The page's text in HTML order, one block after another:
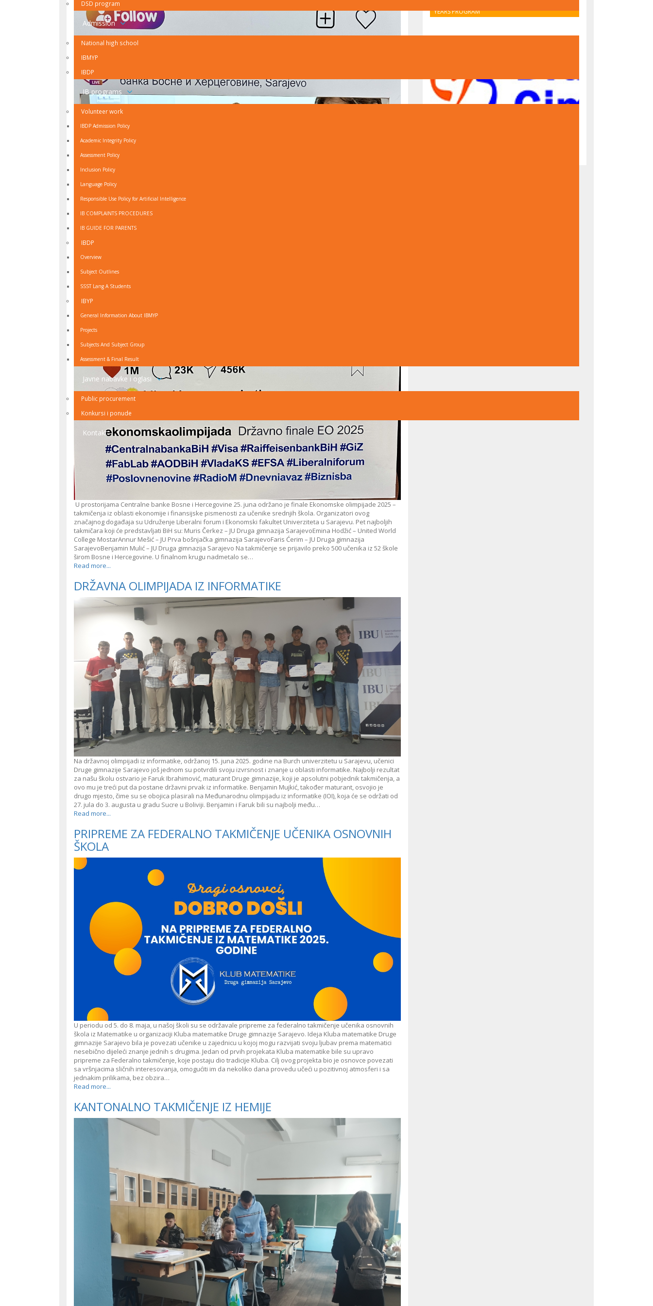
DSD program
Admission
National high school
IBMYP
IBDP
IB programs
Volunteer work
IBDP Admission Policy
Academic Integrity Policy
Assessment Policy
Inclusion Policy
Language Policy
Responsible Use Policy for Artificial Intelligence
IB COMPLAINTS PROCEDURES
IB GUIDE FOR PARENTS
IBDP
Overview
Subject Outlines
SSST Lang A Students
IBYP
General Information About IBMYP
Projects
Subjects And Subject Group
Assessment & Final Result
Javne nabavke i oglasi
Public procurement
Konkursi i ponude
Kontakt
U prostorijama Centralne banke Bosne i Hercegovine 25. juna održano je finale Ekonomske olimpijade 2025 –
takmičenja iz oblasti ekonomije i finansijske pismenosti za učenike srednjih škola. Organizatori ovog
značajnog događaja su Udruženje Liberalni forum i Ekonomski fakultet Univerziteta u Sarajevu. Pet najboljih
takmičara koji će predstavljati BiH su: Muris Čerkez – JU Druga gimnazija SarajevoEmina Hodžić – United World
College MostarAnnur Mešić – JU Prva bošnjačka gimnazija SarajevoFaris Ćerim – JU Druga gimnazija
SarajevoBenjamin Mulić – JU Druga gimnazija Sarajevo Na takmičenje se prijavilo preko 500 učenika iz 52 škole
širom Bosne i Hercegovine. U finalnom krugu nadmetalo se…
Read more...
DRŽAVNA OLIMPIJADA IZ INFORMATIKE
Na državnoj olimpijadi iz informatike, održanoj 15. juna 2025. godine na Burch univerzitetu u Sarajevu, učenici
Druge gimnazije Sarajevo još jednom su potvrdili svoju izvrsnost i znanje u oblasti informatike. Najbolji rezultat
za našu školu ostvario je Faruk Ibrahimović, maturant Druge gimnazije, koji je apsolutni pobjednik takmičenja, a
ovo mu je treći put da postane državni prvak iz informatike. Benjamin Mujkić, također maturant, osvojio je
drugo mjesto, čime su se obojica plasirali na Međunarodnu olimpijadu iz informatike (IOI), koja će se održati od
27. jula do 3. augusta u gradu Sucre u Boliviji. Benjamin i Faruk bili su najbolji među…
Read more...
PRIPREME ZA FEDERALNO TAKMIČENJE UČENIKA OSNOVNIH
ŠKOLA
U periodu od 5. do 8. maja, u našoj školi su se održavale pripreme za federalno takmičenje učenika osnovnih
škola iz Matematike u organizaciji Kluba matematike Druge gimnazije Sarajevo. Ideja Kluba matematike Druge
gimnazije Sarajevo bila je povezati učenike u zajednicu u kojoj mogu razvijati svoju ljubav prema matematici
nesebično dijeleći znanje jednih s drugima. Jedan od prvih projekata Kluba matematike bile su upravo
pripreme za Federalno takmičenje, koje postaju dio tradicije Kluba. Cilj ovog projekta bio je osnovce povezati
sa vršnjacima sličnih interesovanja, omogućiti im da nekoliko dana provedu učeći u pozitivnoj atmosferi i sa
jednakim prilikama, bez obzira…
Read more...
KANTONALNO TAKMIČENJE IZ HEMIJE
YEARS PROGRAM